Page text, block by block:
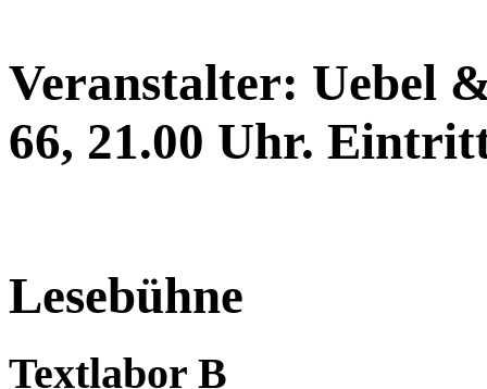
Veranstalter: Uebel
66, 21.00 Uhr.
Lesebühne
Textlabor B